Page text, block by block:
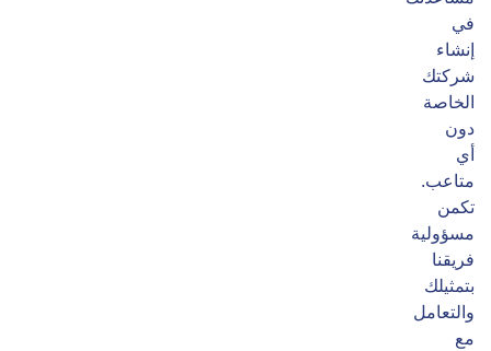
في
إنشاء
شركتك
الخاصة
دون
أي
متاعب.
تكمن
مسؤولية
فريقنا
بتمثيلك
والتعامل
مع